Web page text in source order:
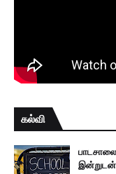
கல்வி
இன்றுடன்